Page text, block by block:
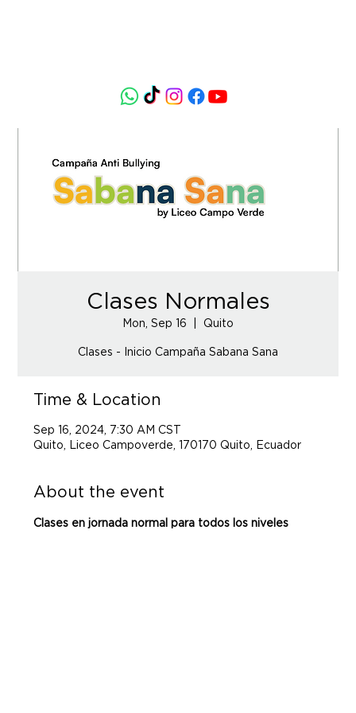
Clases Normales
Mon, Sep 16 Quito
Clases - Inicio Campaña Sabana Sana
Time & Location
Sep 16, 2024, 7:30 AM CST
Quito, Liceo Campoverde, 170170 Quito, Ecuador
About the event
Clases en jornada normal para todos los niveles